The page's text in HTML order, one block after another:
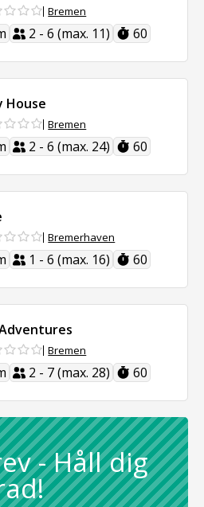
Bremen
2 - 6 (max. 11) 60
House
Bremen
2 - 6 (max. 24) 60
Bremerhaven
1 - 6 (max. 16) 60
Bremen
2 - 7 (max. 28) 60
-Håll dig